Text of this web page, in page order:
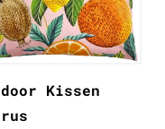
Kissen